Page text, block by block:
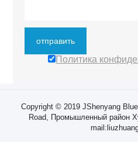
отправить
Политика
Copyright © 2019 JShenyang
Road, Промышленный район